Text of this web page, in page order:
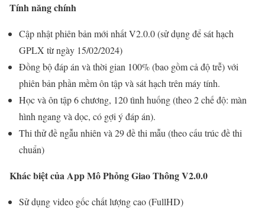
Tính năng chính
Cập nhật phiên bản mới nhất V2.0.0 (sử dụng để sát hạch
GPLX từ ngày 15/02/2024)
Đồng bộ đáp án và thời gian 100% (bao gồm cả độ trễ) với
phiên bản phần mềm ôn tập và sát hạch trên máy tính.
Học và ôn tập 6 chương, 120 tình huống (theo 2 chế độ: màn
hình ngang và dọc, có gợi ý đáp án).
Thi thử đề ngẫu nhiên và 29 đề thi mẫu (theo cấu trúc đề thi
chuẩn)
Khác biệt của App Mô Phỏng Giao Thông V2.0.0
Sử dụng video gốc chất lượng cao (FullHD)